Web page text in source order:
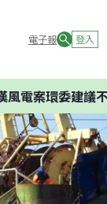
電子報 登入
委建議不應開發